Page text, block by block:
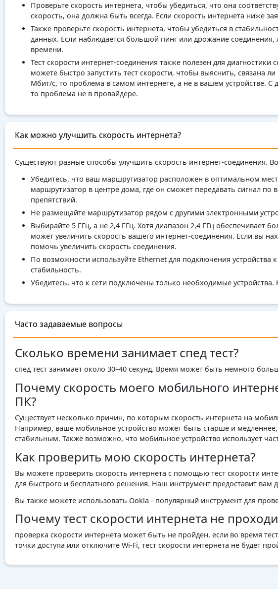
Проверьте скорость интернета, чтобы убедиться, что она
скорость, она должна быть всегда. Если скорость интернета ниже
Также проверьте скорость интернета, чтобы убедиться в
данных. Если наблюдается большой пинг или дрожание соединения,
времени.
Тест скорости интернет-соединения также полезен для
можете быстро запустить тест скорости, чтобы выяснить, связана
Мбит/с, то проблема в самом интернете, а не в вашем устройстве.
то проблема не в провайдере.
Как можно улучшить скорость интернета?
Существуют разные способы улучшить скорость интернет-соединения.
Убедитесь, что ваш маршрутизатор расположен в оптимальном
маршрутизатор в центре дома, где он сможет передавать сигнал
препятствий.
Не размещайте маршрутизатор рядом с другими электронными
Выбирайте 5 ГГц, а не 2,4 ГГц. Хотя диапазон 2,4 ГГц обеспечивает
может увеличить скорость вашего интернет-соединения. Если вы
помочь увеличить скорость соединения.
По возможности используйте Ethernet для подключения
стабильность.
Убедитесь, что к сети подключены только необходимые
Часто задаваемые вопросы
Сколько времени занимает спед тест?
спед тест занимает около 30–40 секунд. Время может быть немного
Почему скорость моего мобильного
ПК?
Существует несколько причин, по которым скорость интернета на
Например, ваше мобильное устройство может быть старше и
стабильным. Также возможно, что мобильное устройство использует
Как проверить мою скорость интернета?
Вы можете проверить скорость интернета с помощью тест скорости
для быстрого и бесплатного решения. Наш инструмент предоставит вам
Вы также можете использовать Ookla - популярный инструмент для
Почему тест скорости интернета не
проверка скорости интернета может быть не пройден, если во время
точки доступа или отключите Wi-Fi, тест скорости интернета не будет